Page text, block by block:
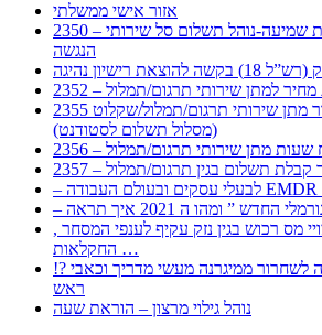
אזור אישי ממשלתי
2350 – מידע לסטודנט עם לקות שמיעה-נוהל תשלום סל שירותי
הנגשה
להוצאת רישיון נהיגה
הצעת מחיר למתן שירותי תרגום/תמלול
2355 דרישה לתשלום עבור מתן שירותי תרגום/תמלול/שקלוט
(מסלול תשלום לסטודנט)
דיווח שעות מתן שירותי תרגום/תמלול
אישור קבלת תשלום בגין תרגום/תמלול
” ומהו ה 2021 איך תראה
, התעשייה , פיצויי מס רכוש בגין נזק עקיף לענפי המסחר
החקלאות …
!? איך להפרד מהמיגרנה לשחרור ממיגרנה מעשי מדריך וכאבי
ראש
נוהל גילוי מרצון – הוראת שעה